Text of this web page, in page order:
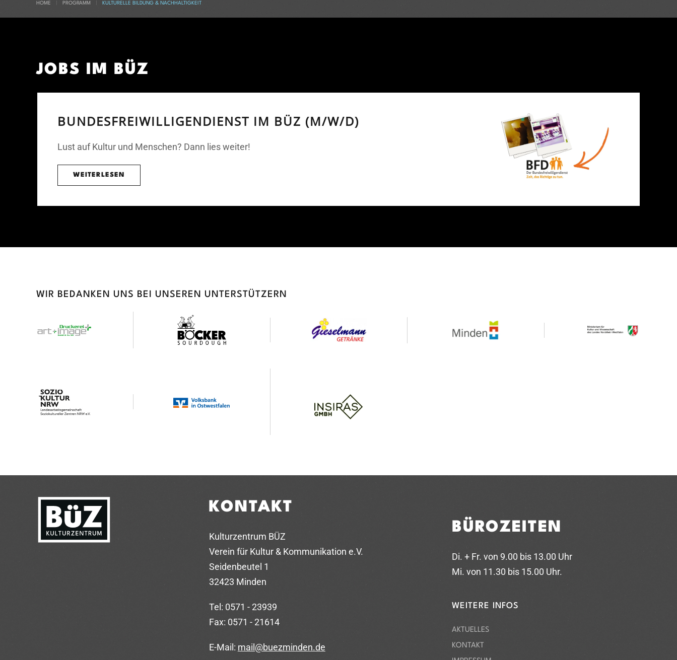
HOME PROGRAMM KULTURELLE BILDUNG & NACHHALTIGKEIT
JOBS IM BÜZ
BUNDESFREIWILLIGENDIENST IM BÜZ (M/W/D)
Lust auf Kultur und Menschen? Dann lies weiter!
WEITERLESEN
WIR BEDANKEN UNS BEI UNSEREN UNTERSTÜTZERN
KONTAKT
Kulturzentrum BÜZ
Verein für Kultur & Kommunikation e.V.
Seidenbeutel 1
32423 Minden
Tel: 0571 - 23939
Fax: 0571 - 21614
E-Mail: mail@buezminden.de
BÜROZEITEN
Di. + Fr. von 9.00 bis 13.00 Uhr
Mi. von 11.30 bis 15.00 Uhr.
WEITERE INFOS
AKTUELLES
KONTAKT